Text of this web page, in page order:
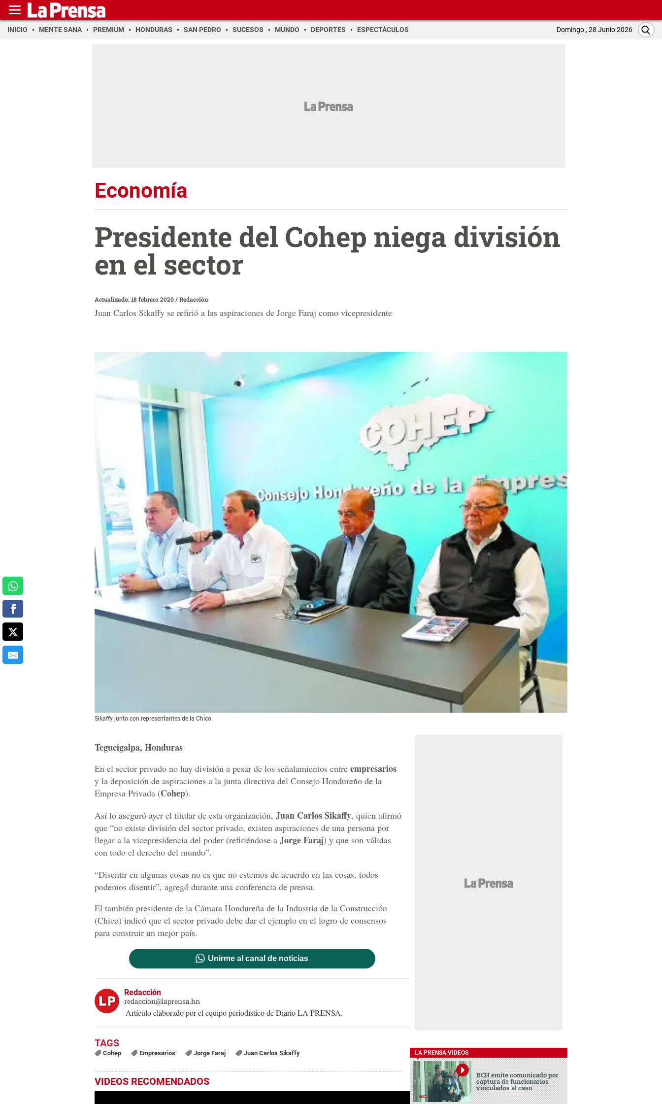
INICIO MENTE SANA PREMIUM HONDURAS SAN PEDRO SUCESOS MUNDO DEPORTES ESPECTÁCULOS Domingo , 28 Junio 2026
Economía
Presidente del Cohep niega división
en el sector
Actualizado: 18 febrero 2020/Redacción
Juan Carlos Sikaffy se refirió a las aspiraciones de Jorge Faraj como vicepresidente
Sikaffy junto con representantes de la Chico.
Tegucigalpa, Honduras
En el sector privado no hay división a pesar de los señalamientos entre empresarios
y la deposición de aspiraciones a la junta directiva del Consejo Hondureño de la
Empresa Privada (Cohep).
Así lo aseguró ayer el titular de esta organización, Juan Carlos Sikaffy, quien afirmó
que “no existe división del sector privado, existen aspiraciones de una persona por
llegar a la vicepresidencia del poder (refiriéndose a Jorge Faraj) y que son válidas
con todo el derecho del mundo”.
“Disentir en algunas cosas no es que no estemos de acuerdo en las cosas, todos
podemos disentir”, agregó durante una conferencia de prensa.
El también presidente de la Cámara Hondureña de la Industria de la Construcción
(Chico) indicó que el sector privado debe dar el ejemplo en el logro de consensos
para construir un mejor país.
Unirme al canal de noticias
Redacción
redaccion@laprensa.hn
Artículo elaborado por el equipo periodístico de Diario LA PRENSA.
Cohep Empresarios Jorge Faraj Juan Carlos Sikaffy
VIDEOS RECOMENDADOS
LA PRENSA VIDEOS
BCH emite comunicado por
captura de funcionarios
vinculados al caso